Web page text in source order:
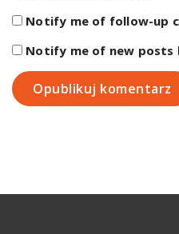
Notify me of follow-up
Notify me of new posts